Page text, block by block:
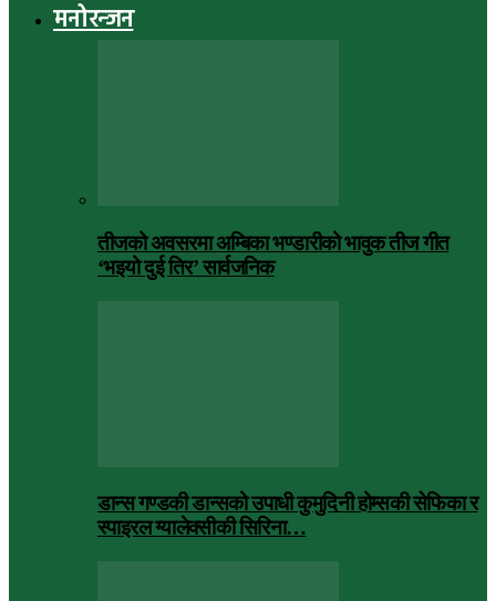
मनोरन्जन
तीजको अवसरमा अम्बिका भण्डारीको भावुक तीज गीत
‘भइयो दुई तिर’ सार्वजनिक
डान्स गण्डकी डान्सको उपाधी कुमुदिनी होम्सकी सेफिका र
स्पाइरल ग्यालेक्सीकी सिरिना…